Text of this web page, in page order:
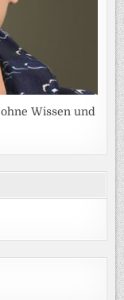
Wissen und